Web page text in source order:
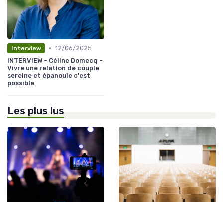
Interview • 12/06/2025
INTERVIEW - Céline Domecq -
Vivre une relation de couple
sereine et épanouie c'est
possible
Les plus lus